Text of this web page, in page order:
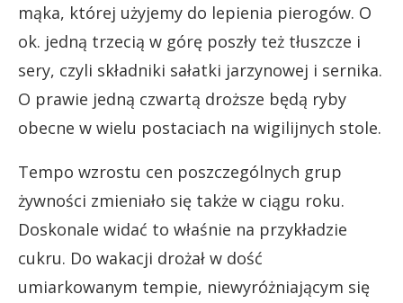
mąka, której użyjemy do lepienia pierogów. O
ok. jedną trzecią w górę poszły też tłuszcze i
sery, czyli składniki sałatki jarzynowej i sernika.
O prawie jedną czwartą droższe będą ryby
obecne w wielu postaciach na wigilijnych stole.
Tempo wzrostu cen poszczególnych grup
żywności zmieniało się także w ciągu roku.
Doskonale widać to właśnie na przykładzie
cukru. Do wakacji drożał w dość
umiarkowanym tempie, niewyróżniającym się